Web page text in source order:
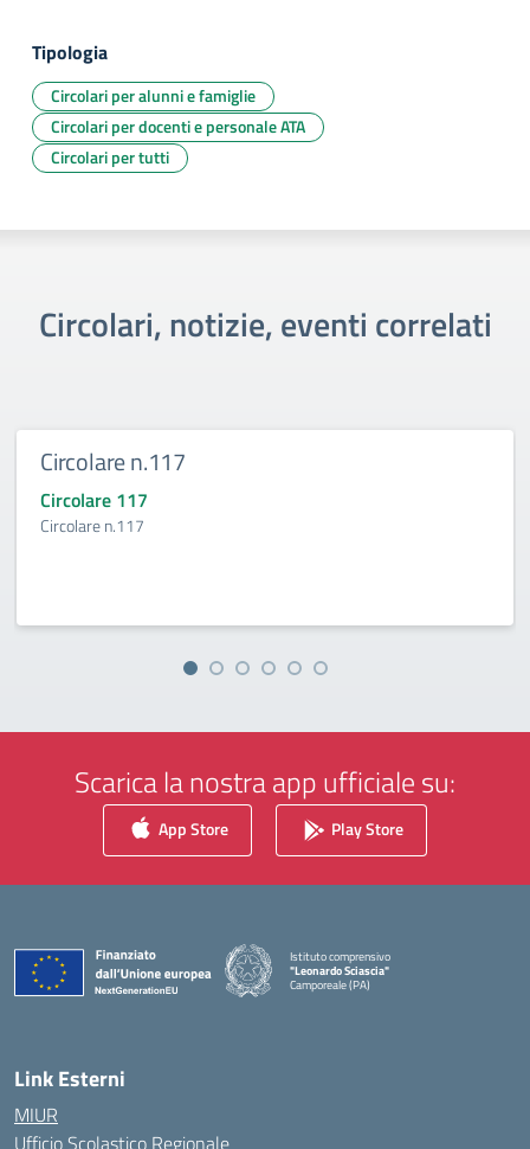
Tipologia
Circolari per alunni e famiglie
Circolari per docenti e personale ATA
Circolari per tutti
Circolari, notizie, eventi correlati
Circolare n.117
Circolare 117
Circolare n.117
Scarica la nostra app ufficiale su:
App Store Play Store
Istituto comprensivo
"Leonardo Sciascia"
Camporeale (PA)
— Visita la pagina iniziale della scuola
Link Esterni
MIUR
Ufficio Scolastico Regionale